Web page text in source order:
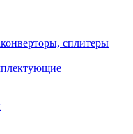
сплитеры